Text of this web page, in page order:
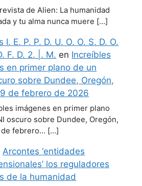
de Alien: La humanidad
y tu alma nunca muere […]
I. E. P. P. D. U. O. O. S. D. O.
F. D. 2. |. M. en Increíbles
en primer plano de un
sobre Dundee, Oregón,
9 de febrero de 2026
imágenes en primer plano
oscuro sobre Dundee, Oregón,
de febrero… […]
Arcontes ‘entidades
los reguladores
de la humanidad